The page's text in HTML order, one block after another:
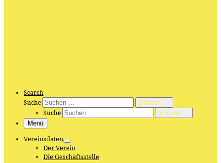
Search
Suche
Suchen …
Suche
Suchen …
Menü
Vereinsdaten
Der Verein
Die Geschäftsstelle